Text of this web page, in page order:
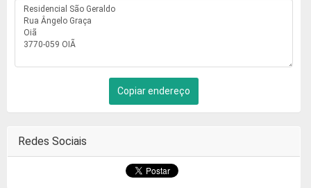
Copiar endereço
Redes Sociais